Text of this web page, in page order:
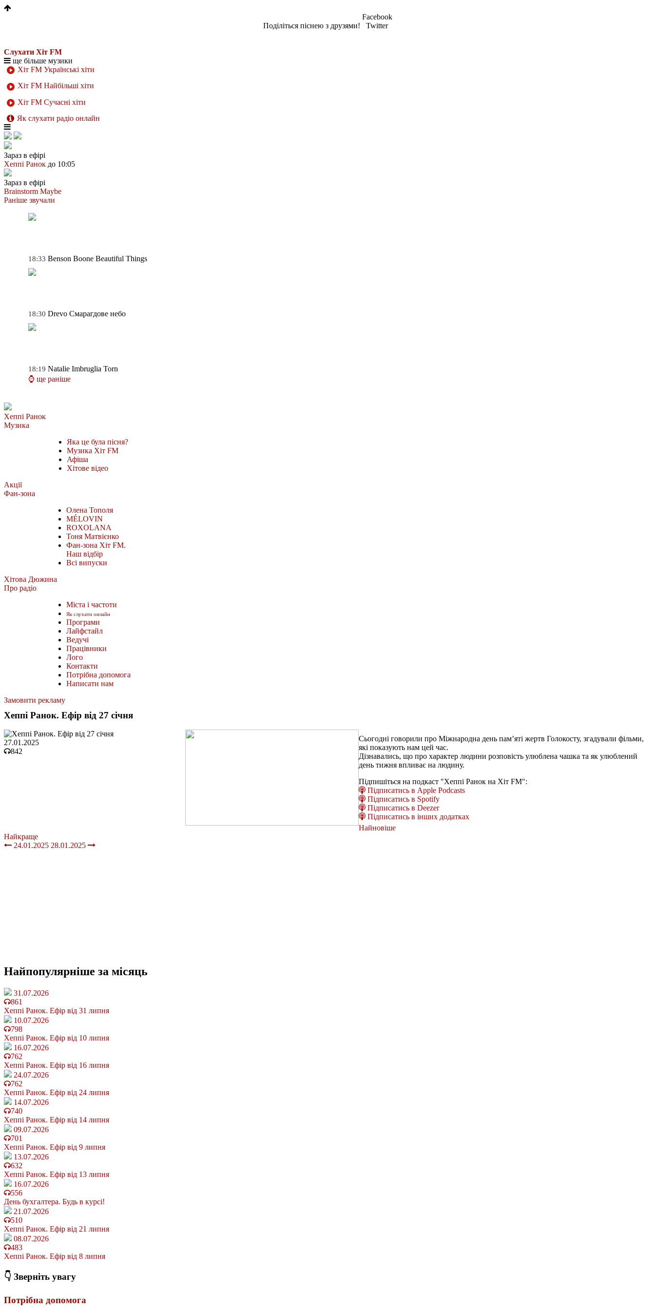
Поділіться піснею з друзями!
Facebook
Twitter
Слухати Хіт FM
ще більше музики
Хіт FM Українські хіти
Хіт FM Найбільші хіти
Хіт FM Сучасні хіти
Як слухати радіо онлайн
Зараз в ефірі
Хеппі Ранок до 10:05
Зараз в ефірі
Brainstorm Maybe
Раніше звучали
18:33 Benson Boone Beautiful Things
18:30 Drevo Смарагдове небо
18:19 Natalie Imbruglia Torn
⌚ ще раніше
Хеппі Ранок
Музика
Яка це була пісня?
Музика Хіт FM
Афіша
Хітове відео
Акції
Фан-зона
Олена Тополя
MÉLOVIN
ROXOLANA
Тоня Матвієнко
Фан-зона Хіт FM.
Наш відбір
Всі випуски
Хітова Дюжина
Про радіо
Міста і частоти
Як слухати онлайн
Програми
Лайфстайл
Ведучі
Працівники
Лого
Контакти
Потрібна допомога
Написати нам
Замовити рекламу
Хеппі Ранок. Ефір від 27 січня
27.01.2025
842
Сьогодні говорили про Міжнародна день пам’яті жертв Голокосту, згадували фільми,
які показують нам цей час.
Дізнавались, що про характер людини розповість улюблена чашка та як улюблений
день тижня впливає на людину.
Підпишіться на подкаст "Хеппі Ранок на Хіт FM":
Підписатись в Apple Podcasts
Підписатись в Spotify
Підписатись в Deezer
Підписатись в інших додатках
Найновіше
Найкраще
24.01.2025 28.01.2025
Найпопулярніше за місяць
31.07.2026
861
Хеппі Ранок. Ефір від 31 липня
10.07.2026
798
Хеппі Ранок. Ефір від 10 липня
16.07.2026
762
Хеппі Ранок. Ефір від 16 липня
24.07.2026
762
Хеппі Ранок. Ефір від 24 липня
14.07.2026
740
Хеппі Ранок. Ефір від 14 липня
09.07.2026
701
Хеппі Ранок. Ефір від 9 липня
13.07.2026
632
Хеппі Ранок. Ефір від 13 липня
16.07.2026
556
День бухгалтера. Будь в курсі!
21.07.2026
510
Хеппі Ранок. Ефір від 21 липня
08.07.2026
483
Хеппі Ранок. Ефір від 8 липня
👇 Зверніть увагу
Потрібна допомога